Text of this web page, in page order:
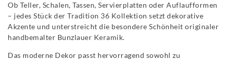
Ob Teller, Schalen, Tassen, Servierplatten oder Auflaufformen
– jedes Stück der Tradition 36 Kollektion setzt dekorative
Akzente und unterstreicht die besondere Schönheit originaler
handbemalter Bunzlauer Keramik.
Das moderne Dekor passt hervorragend sowohl zu